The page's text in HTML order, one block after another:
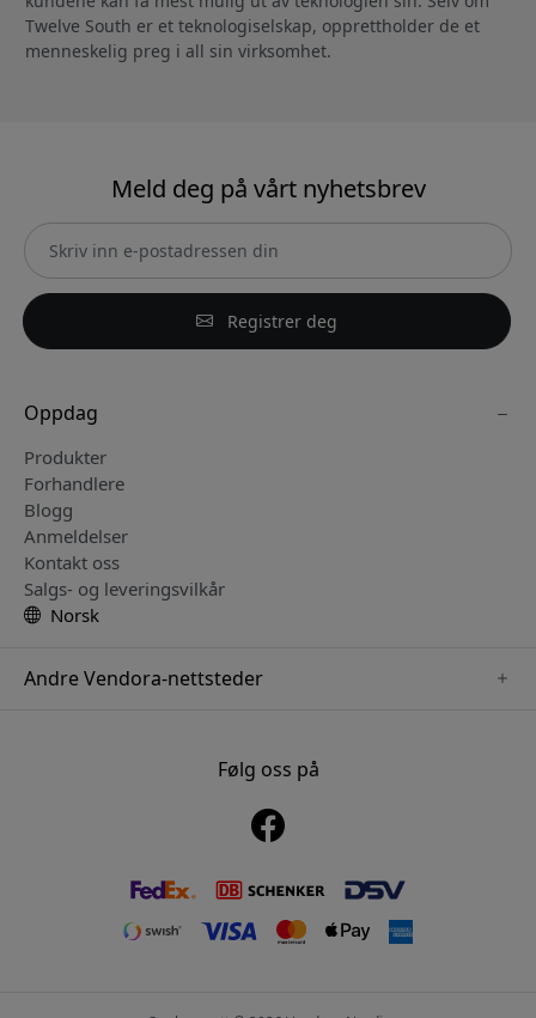
Twelve South er et teknologiselskap, opprettholder de et
menneskelig preg i all sin virksomhet.
Meld deg på vårt nyhetsbrev
Registrer deg
Oppdag
Produkter
Forhandlere
Blogg
Anmeldelser
Kontakt oss
Salgs- og leveringsvilkår
Norsk
Andre Vendora-nettsteder
www.pipetto.se
Følg oss på